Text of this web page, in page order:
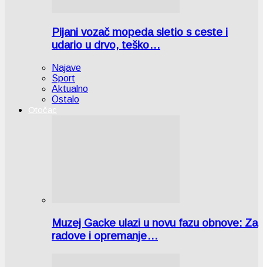
Pijani vozač mopeda sletio s ceste i
udario u drvo, teško…
Najave
Sport
Aktualno
Ostalo
Otočac
Muzej Gacke ulazi u novu fazu obnove: Za
radove i opremanje…